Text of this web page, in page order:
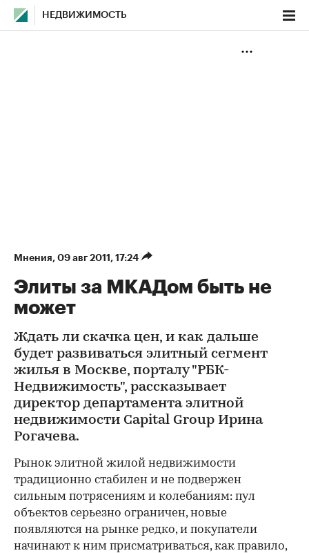
НЕДВИЖИМОСТЬ
Мнения⁠, 09 авг 2011, 17:24
Элиты за МКАДом быть не
может
Ждать ли скачка цен, и как дальше
будет развиваться элитный сегмент
жилья в Москве, порталу "РБК-
Недвижимость", рассказывает
директор департамента элитной
недвижимости Capital Group Ирина
Рогачева.
Рынок элитной жилой недвижимости
традиционно стабилен и не подвержен
сильным потрясениям и колебаниям: пул
объектов серьезно ограничен, новые
появляются на рынке редко, и покупатели
начинают к ним присматриваться, как правило,